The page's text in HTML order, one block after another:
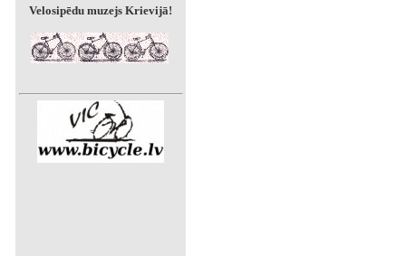
Velosipēdu muzejs Krievijā!